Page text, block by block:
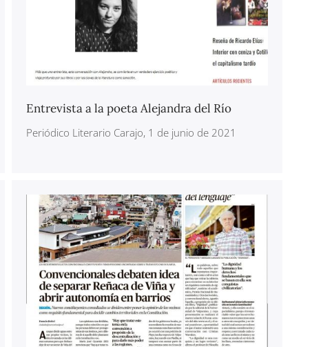
Entrevista a la poeta Alejandra del Río
Periódico Literario Carajo, 1 de junio de 2021